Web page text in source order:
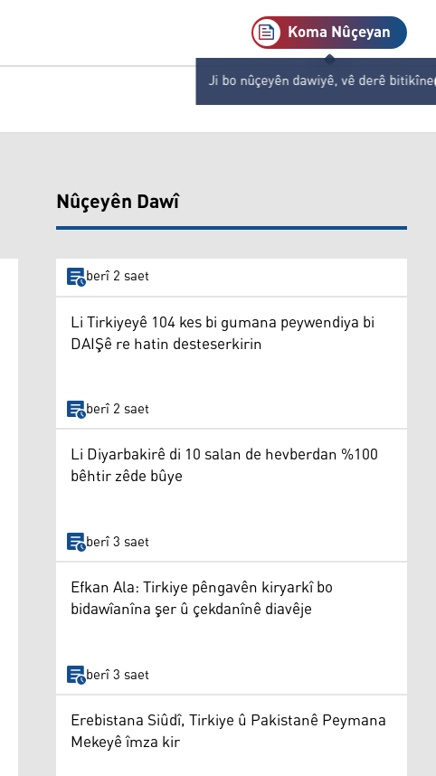
Koma Nûçeyan
Ji bo nûçeyên dawiyê, vê derê bitikîne
Nûçeyên Dawî
berî 2 saet
Li Tirkiyeyê 104 kes bi gumana peywendiya bi
DAIŞê re hatin desteserkirin
berî 2 saet
Li Diyarbakirê di 10 salan de hevberdan %100
bêhtir zêde bûye
berî 3 saet
Efkan Ala: Tirkiye pêngavên kiryarkî bo
bidawîanîna şer û çekdanînê diavêje
berî 3 saet
Erebistana Siûdî, Tirkiye û Pakistanê Peymana
Mekeyê îmza kir